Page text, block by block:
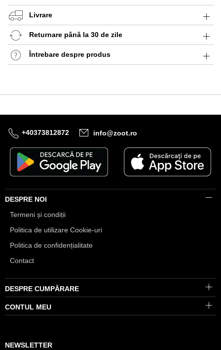
Livrare
Returnare până la 30 de zile
Întrebare despre produs
+40373812872 info@zoot.ro
DESPRE NOI
Termeni și condiții
Politica de utilizare Cookie-uri
Politica de confidențialitate
Contact
DESPRE CUMPĂRARE
CONTUL MEU
NEWSLETTER